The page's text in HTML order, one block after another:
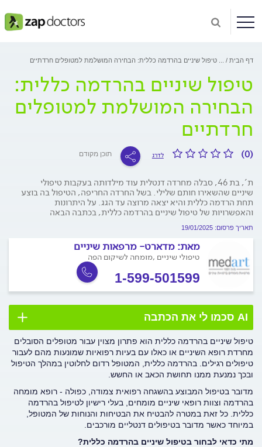
דף הבית טיפול שיניים בהרדמה כללית: הבחירה המושלמת למטופלים חרדתיים
טיפול שיניים בהרדמה כללית:
הבחירה המושלמת למטופלים
חרדתיים
(0) לדרג תוכן מקודם
ת', בת 46, סבלה מחרדה דנטלית עוד מילדותה בעקבות טיפולי
שיניים שהשאירו חותם שלילי. בשל החרדה החריפה, הטיפול בה בוצע
תחת הרדמה כללית והיא יצאה מרוצה עד הגג. על היתרונות
והאפשרויות של טיפול שיניים בהרדמה כללית, בכתבה הבאה
תאריך פרסום: 19/01/2025
מאת: מדארט- מרפאות שיניים
טיפולי שיניים ,מומחה לשיקום הפה
1-599-501599
AI סכמו לי את הכתבה
טיפול שיניים בהרדמה כללית הוא פתרון מצוין עבור מטופלים הסובלים
מחרדת רופא השיניים או כאלו עם בעיות רפואיות שמונעות מהם לעבור
טיפולים רגילים. בהרדמה כללית, המטופל רדום לחלוטין במהלך הטיפול
ובכך נמנעת ממנו תחושת הכאב או החשש.
מדובר בטיפול המבוצע בהשגחה רפואית צמודה, כפולה - רופא מומחה
בהרדמה וצוות רופאי שיניים מומחים, בעלי רישיון לטיפול בהרדמה
כללית. כל זאת במטרה להבטיח את הבטיחות והנוחות של המטופל,
במיוחד כאשר מדובר בטיפולים דנטליים מורכבים.
מתי כדאי לבחור בטיפול שיניים בהרדמה כללית?